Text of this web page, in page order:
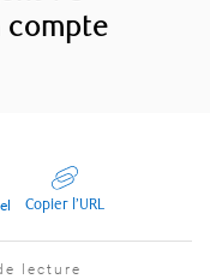
Copier l’URL
lecture